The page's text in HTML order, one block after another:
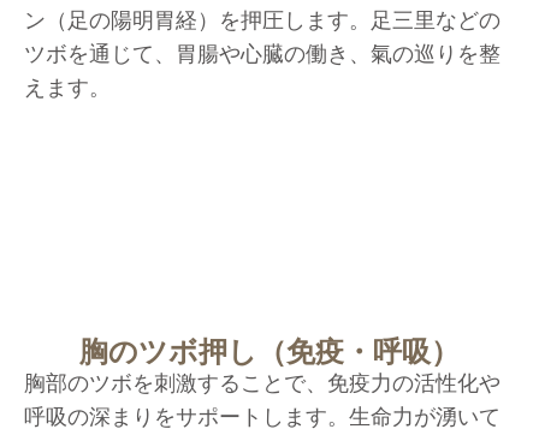
ン（足の陽明胃経）を押圧します。足三里などの
ツボを通じて、胃腸や心臓の働き、氣の巡りを整
えます。
胸のツボ押し（免疫・呼吸）
胸部のツボを刺激することで、免疫力の活性化や
呼吸の深まりをサポートします。生命力が湧いて